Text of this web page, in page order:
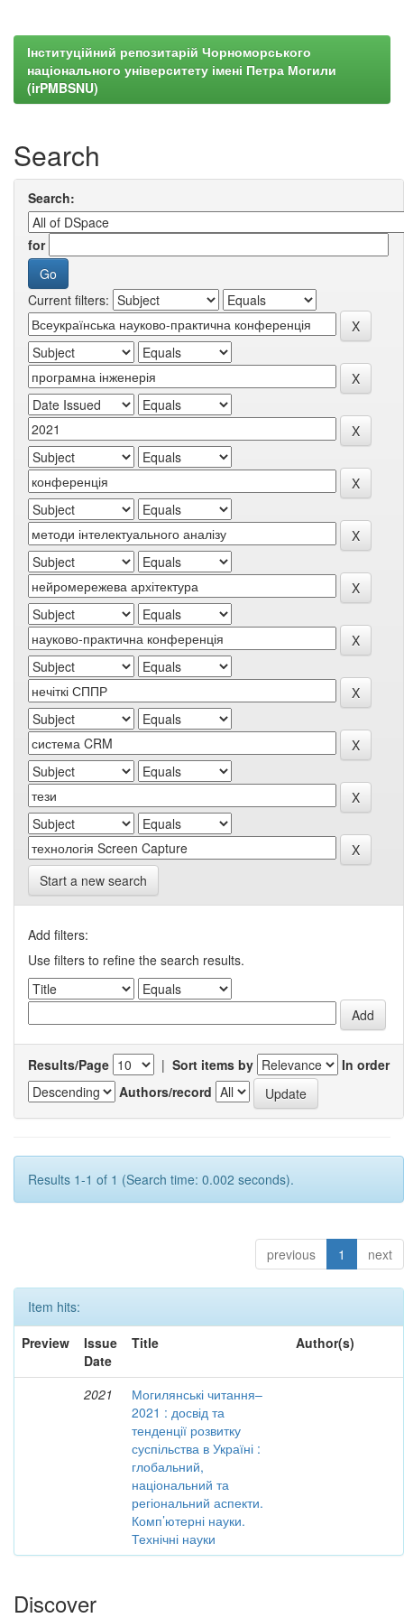
Інституційний репозитарій Чорноморського
національного університету імені Петра Могили
(irPMBSNU)
Search
Search:
for
Current filters:
Start a new search
Add filters:
Use filters to refine the search results.
Results/Page | Sort items by
In order
Authors/record
Results 1-1 of 1 (Search time: 0.002 seconds).
previous 1 next
Item hits:
Preview
Issue
Date
Title Author(s)
2021
Могилянські читання–
2021 : досвід та
тенденції розвитку
суспільства в Україні :
глобальний,
національний та
регіональний аспекти.
Комп’ютерні науки.
Технічні науки
Discover